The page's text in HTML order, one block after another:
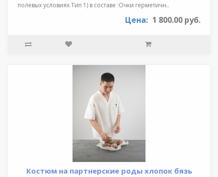
полевых условиях Тип 1) в составе :Очки герметичн..
Цена: 1 800.00 руб.
Костюм на партнерские роды хлопок бязь